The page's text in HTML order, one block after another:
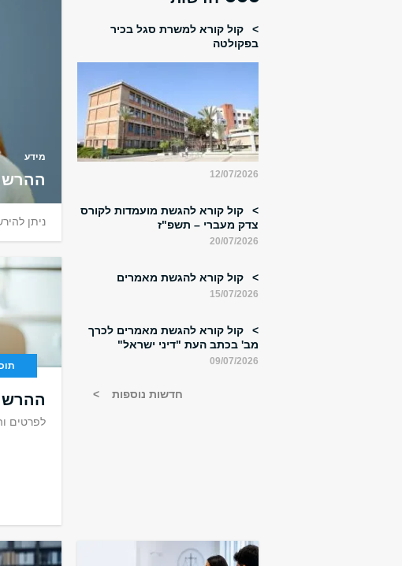
ההרשמה למסלולי
במשפטים (LL.M) בעיצומה!
יש לך תואר ראשון
להזניק את הקריירה ולייצר
תחרותי>>
קול קורא למשרת סגל בכיר
בפקולטה
12/07/2026
קול קורא להגשת מועמדות לקורס
צדק מעברי – תשפ"ז
20/07/2026
קול קורא להגשת מאמרים
15/07/2026
קול קורא להגשת מאמרים לכרך
מב' בכתב העת "דיני ישראל"
09/07/2026
חדשות נוספות
מידע
ניתן
לפרטים